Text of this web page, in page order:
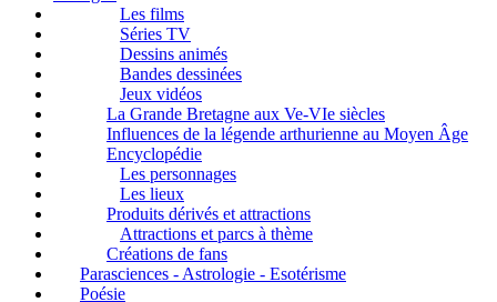
Les films
Séries TV
Dessins animés
Bandes dessinées
Jeux vidéos
La Grande Bretagne aux Ve-VIe siècles
Influences de la légende arthurienne au Moyen Âge
Encyclopédie
Les personnages
Les lieux
Produits dérivés et attractions
Attractions et parcs à thème
Créations de fans
Parasciences - Astrologie - Esotérisme
Poésie